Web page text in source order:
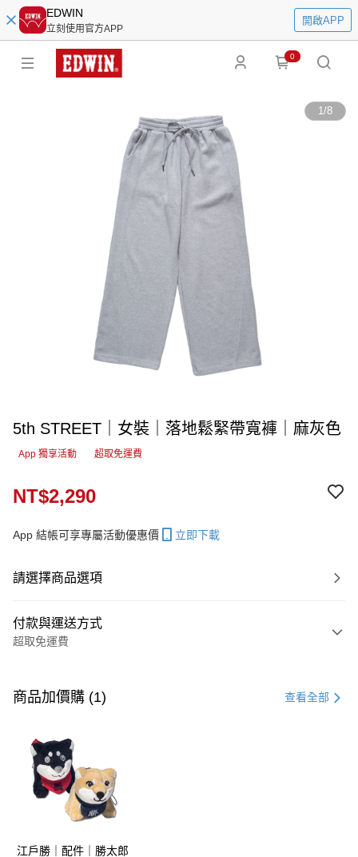
EDWIN
立刻使用官方APP
開啟APP
0
1/8
5th STREET｜女裝｜落地鬆緊帶寬褲｜麻灰色
App 獨享活動 超取免運費
NT$2,290
App 結帳可享專屬活動優惠價 立即下載
請選擇商品選項
付款與運送方式
超取免運費
信用卡一次付款
LINE Pay
AFTEE先享後付
【關於「AFTEE先享後付」】
便利好安心！
商品加價購 (1) 查看全部
江戶勝｜配件｜勝太郎